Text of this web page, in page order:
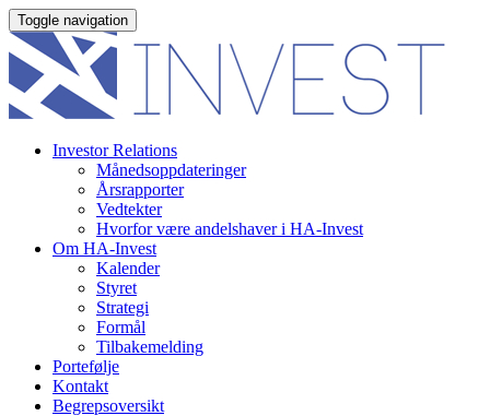
Toggle navigation
Investor Relations
Månedsoppdateringer
Årsrapporter
Vedtekter
Hvorfor være andelshaver i HA-Invest
Om HA-Invest
Kalender
Styret
Strategi
Formål
Tilbakemelding
Portefølje
Kontakt
Begrepsoversikt